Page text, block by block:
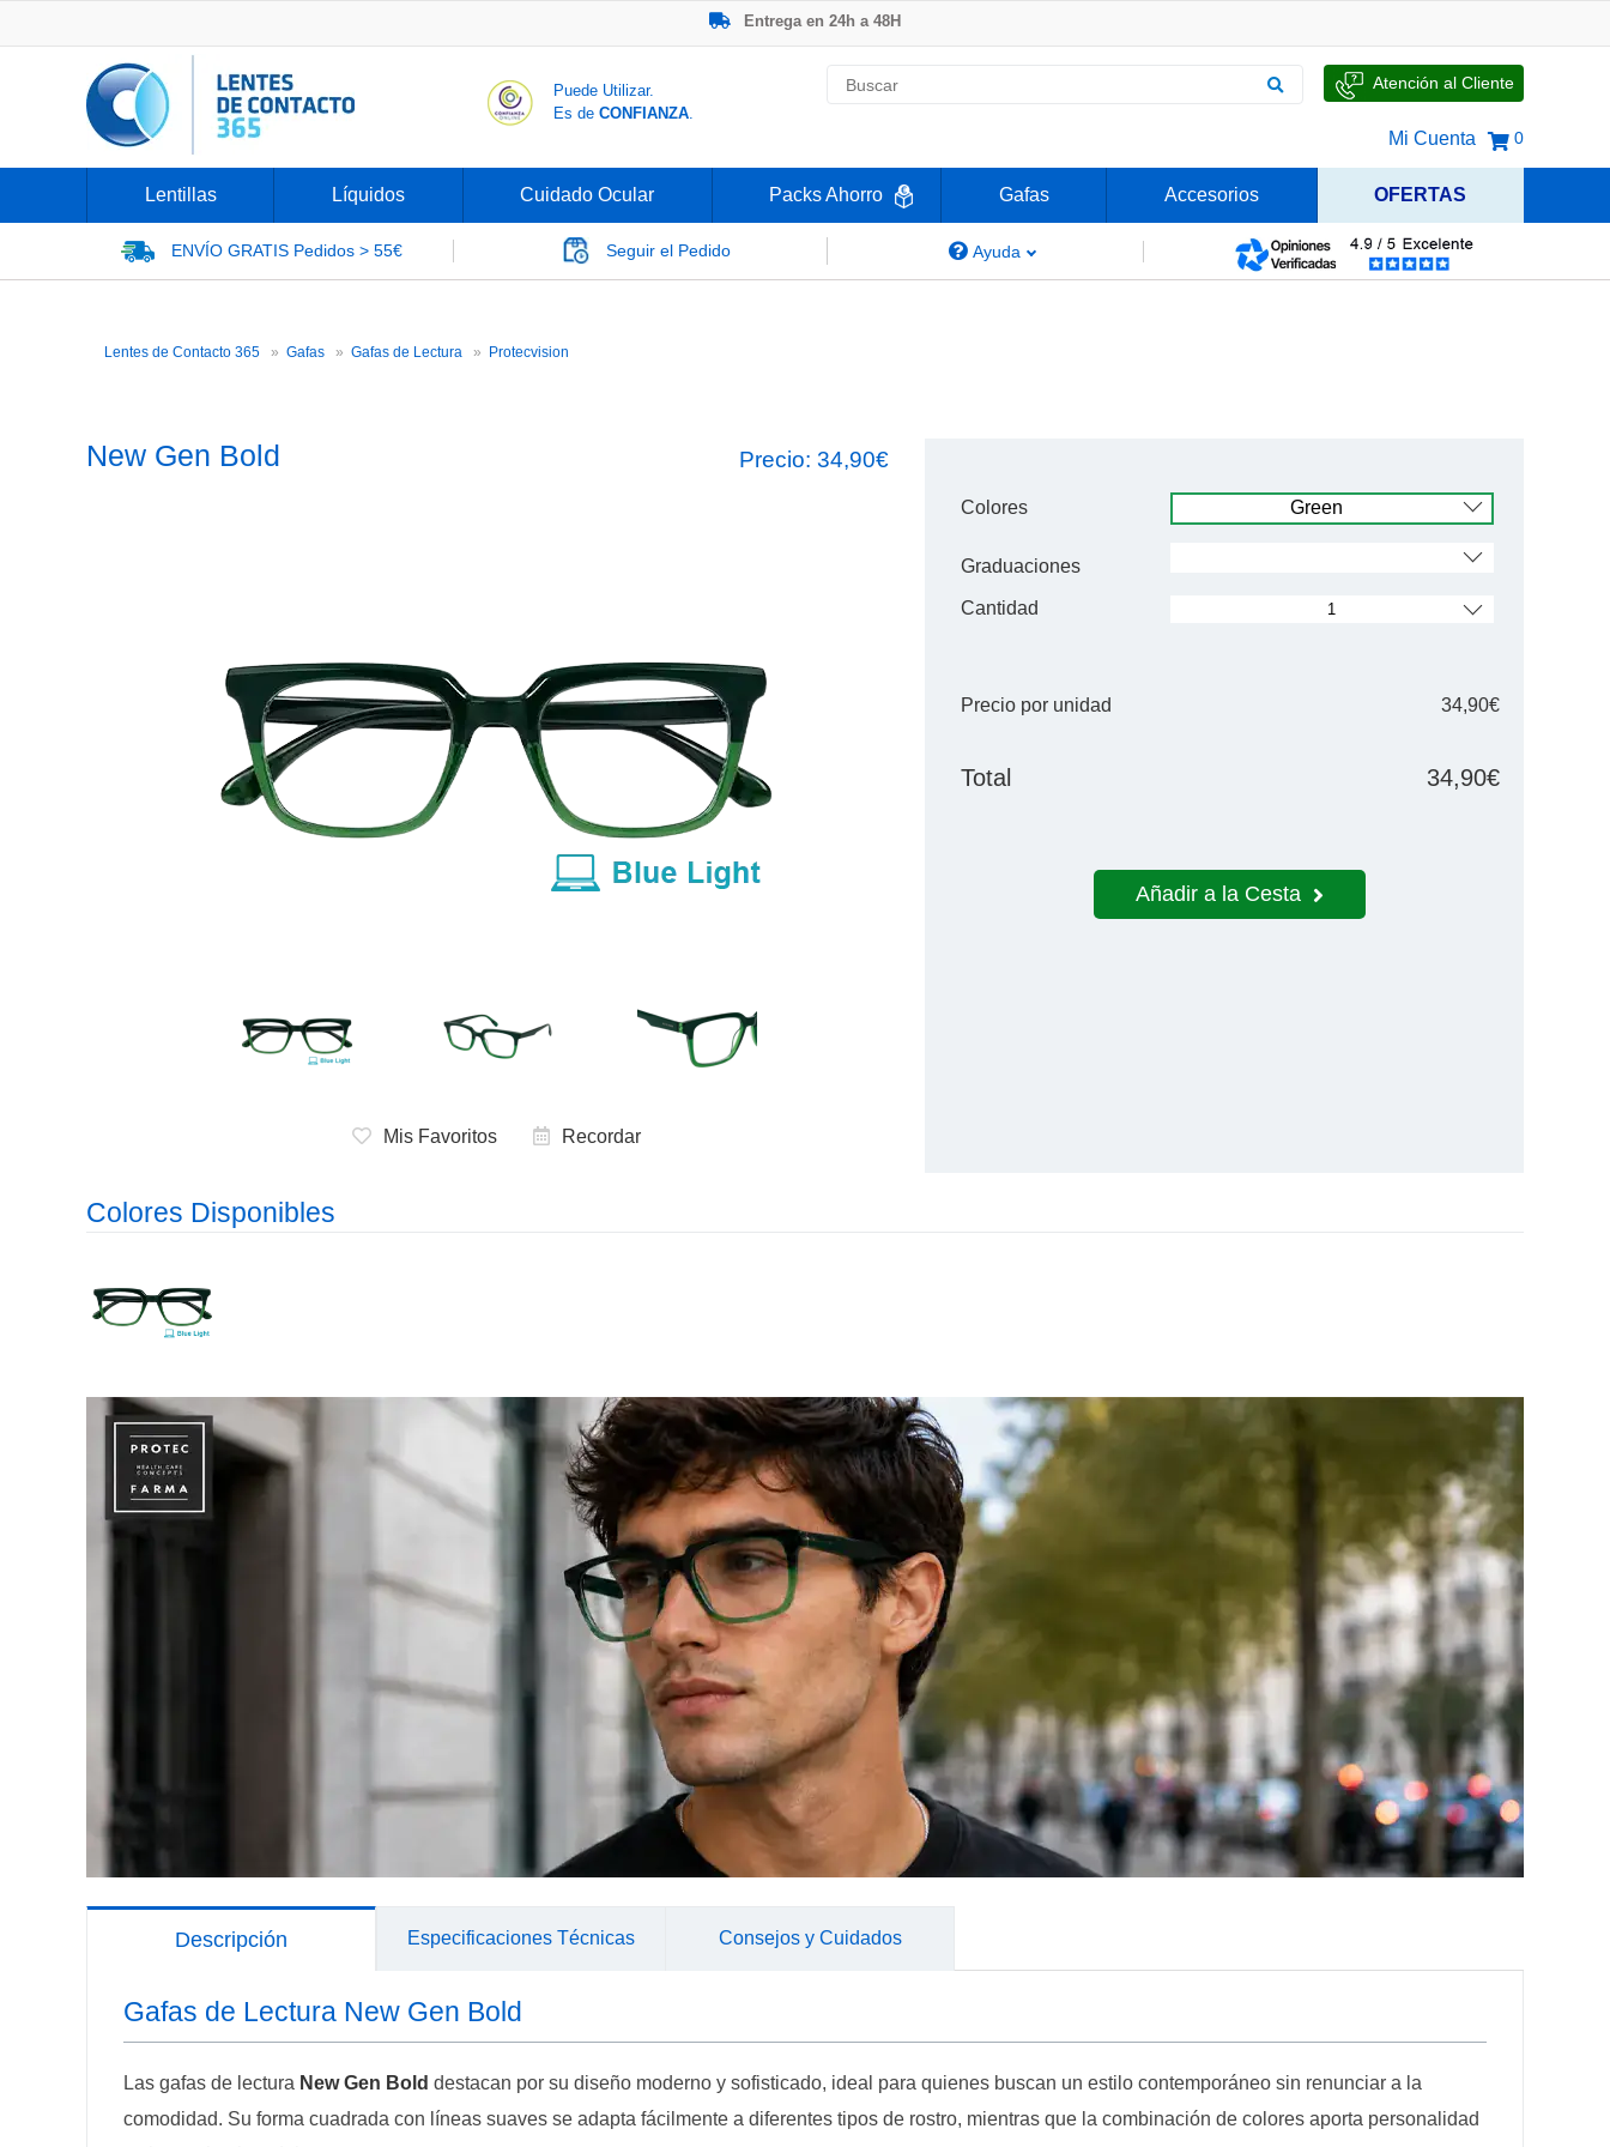
Entrega en 24h a 48H
Nº1 en Opinión de los Clientes
Puede Utilizar.
Es de CONFIANZA.
Atención al Cliente
Mi Cuenta 0
Lentillas Líquidos Cuidado Ocular Packs Ahorro Gafas Accesorios OFERTAS
ENVÍO GRATIS Pedidos > 55€ Seguir el Pedido Ayuda
Lentes de Contacto 365 Gafas Gafas de Lectura Protecvision
New Gen Bold Precio: 34,90€
Mis Favoritos Recordar
Colores
Graduaciones
Cantidad
Precio por unidad 34,90€
Total 34,90€
Añadir a la Cesta
Colores Disponibles
Descripción Especificaciones Técnicas Consejos y Cuidados
Gafas de Lectura New Gen Bold
Las gafas de lectura New Gen Bold destacan por su diseño moderno y sofisticado, ideal para quienes buscan un estilo contemporáneo sin renunciar a la
comodidad. Su forma cuadrada con líneas suaves se adapta fácilmente a diferentes tipos de rostro, mientras que la combinación de colores aporta personalidad